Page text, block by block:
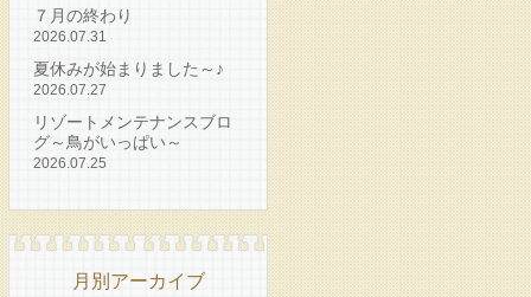
７月の終わり
2026.07.31
夏休みが始まりました～♪
2026.07.27
リゾートメンテナンスブロ
グ～鳥がいっぱい～
2026.07.25
月別アーカイブ